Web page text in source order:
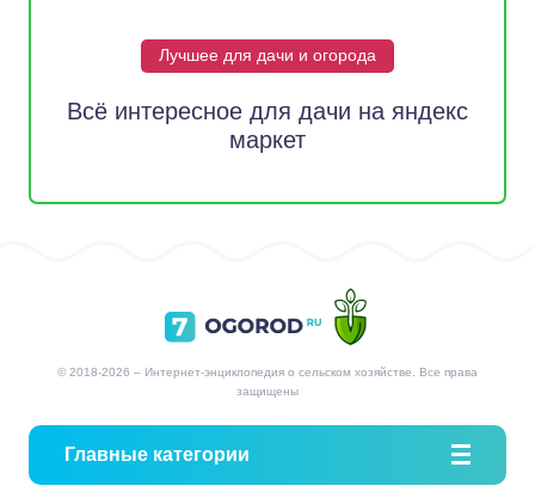
Лучшее для дачи и огорода
Всё интересное для дачи на яндекс
маркет
© 2018-2026 – Интернет-энциклопедия о сельском хозяйстве. Все права
защищены
Главные категории